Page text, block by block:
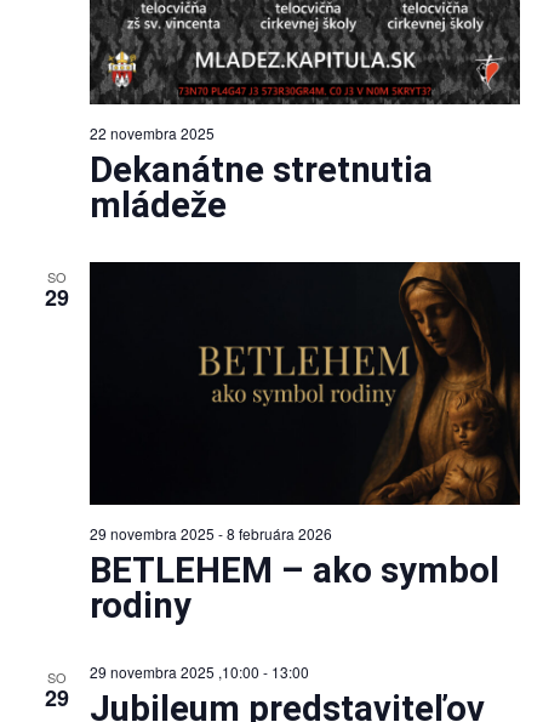
22 novembra 2025
Dekanátne stretnutia
mládeže
SO
29
29 novembra 2025 -8 februára 2026
BETLEHEM – ako symbol
rodiny
SO
29
29 novembra 2025 ,10:00 - 13:00
Jubileum predstaviteľov